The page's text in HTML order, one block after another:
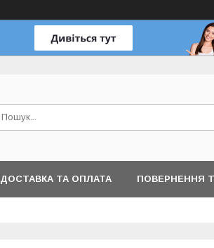
ДОСТАВКА ТА ОПЛАТА ПОВЕРНЕННЯ